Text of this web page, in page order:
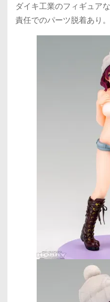
ダイキ工業のフィギュア
責任でのパーツ脱着あり。